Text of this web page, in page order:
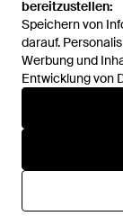
bereitzustellen:
Speichern von
darauf.
Werbung und
Entwicklung von
Hilfe und